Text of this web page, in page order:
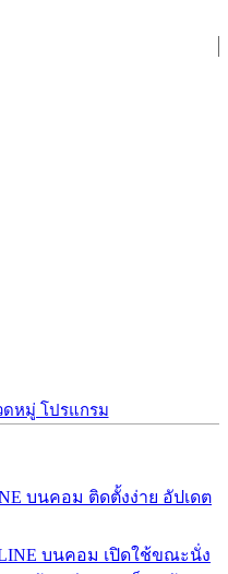
หมู่ โปรแกรม
บนคอม ติดตั้งง่าย อัปเดต
บนคอม เปิดใช้ขณะนั่ง